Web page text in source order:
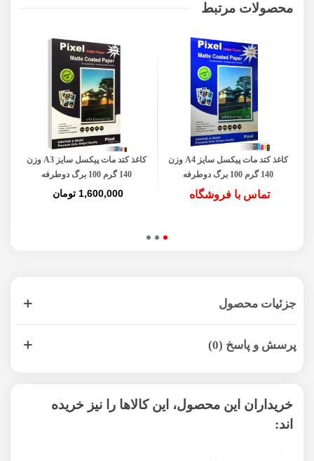
محصولات مرتبط
کاغذ کتد مات پیکسل سایز A4 وزن
140 گرم 100 برگ دوطرفه
تماس با فروشگاه
کاغذ کتد مات پیکسل سایز A3 وزن
140 گرم 100 برگ دوطرفه
1,600,000 تومان
جزئیات محصول
پرسش و پاسخ (0)
خریداران این محصول، این کالاها را نیز خریده
اند: